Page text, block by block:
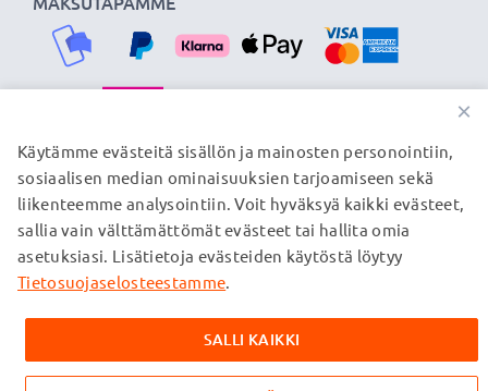
TOIMITUSKUMPPANIMME
© subtel.fi 2026
Kaikki hinnat sisältävät arvonlisäveron, mutta ei
toimituskuluja. Kaikki sivuillamme mainitut tavaramerkit ovat
verkkosivuillamme ainoastaan tuotteitamme koskevan
×
Käytämme evästeitä sisällön ja mainosten personointiin,
sosiaalisen median ominaisuuksien tarjoamiseen sekä
liikenteemme analysointiin. Voit hyväksyä kaikki evästeet,
sallia vain välttämättömät evästeet tai hallita omia
asetuksiasi. Lisätietoja evästeiden käytöstä löytyy
Tietosuojaselosteestamme.
SALLI KAIKKI